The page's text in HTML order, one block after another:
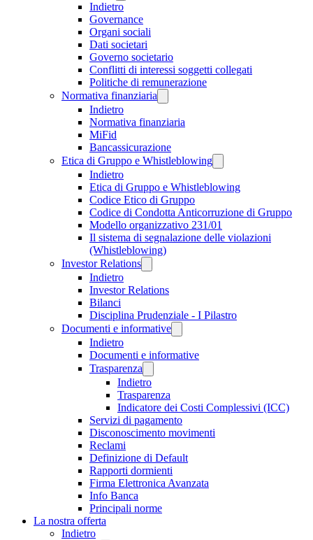
Indietro
Governance
Organi sociali
Dati societari
Governo societario
Conflitti di interessi soggetti collegati
Politiche di remunerazione
Normativa finanziaria
Indietro
Normativa finanziaria
MiFid
Bancassicurazione
Etica di Gruppo e Whistleblowing
Indietro
Etica di Gruppo e Whistleblowing
Codice Etico di Gruppo
Codice di Condotta Anticorruzione di Gruppo
Modello organizzativo 231/01
Il sistema di segnalazione delle violazioni
(Whistleblowing)
Investor Relations
Indietro
Investor Relations
Bilanci
Disciplina Prudenziale - I Pilastro
Documenti e informative
Indietro
Documenti e informative
Trasparenza
Indietro
Trasparenza
Indicatore dei Costi Complessivi (ICC)
Servizi di pagamento
Disconoscimento movimenti
Reclami
Definizione di Default
Rapporti dormienti
Firma Elettronica Avanzata
Info Banca
Principali norme
La nostra offerta
Indietro